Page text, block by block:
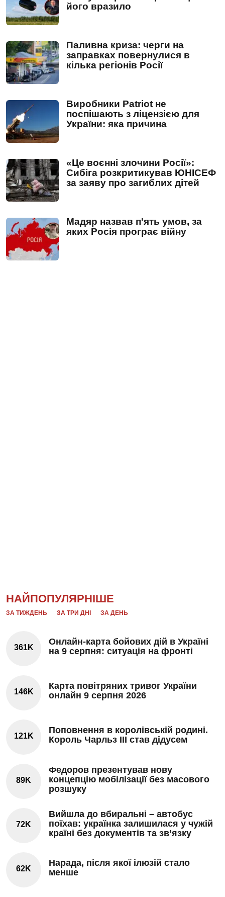
його вразило
Паливна криза: черги на
заправках повернулися в
кілька регіонів Росії
Виробники Patriot не
поспішають з ліцензією для
України: яка причина
«Це воєнні злочини Росії»:
Сибіга розкритикував ЮНІСЕФ
за заяву про загиблих дітей
Мадяр назвав п'ять умов, за
яких Росія програє війну
НАЙПОПУЛЯРНІШЕ
ЗА ТИЖДЕНЬ ЗА ТРИ ДНІ ЗА ДЕНЬ
361K
Онлайн-карта бойових дій в Україні
на 9 серпня: ситуація на фронті
146K
Карта повітряних тривог України
онлайн 9 серпня 2026
121K
Поповнення в королівській родині.
Король Чарльз III став дідусем
89K
Федоров презентував нову
концепцію мобілізації без масового
розшуку
72K
Вийшла до вбиральні – автобус
поїхав: українка залишилася у чужій
країні без документів та зв’язку
62K
Нарада, після якої ілюзій стало
менше